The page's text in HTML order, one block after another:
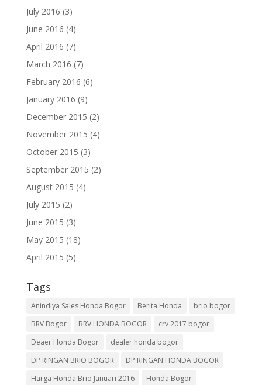
July 2016 (3)
June 2016 (4)
April 2016 (7)
March 2016 (7)
February 2016 (6)
January 2016 (9)
December 2015 (2)
November 2015 (4)
October 2015 (3)
September 2015 (2)
August 2015 (4)
July 2015 (2)
June 2015 (3)
May 2015 (18)
April 2015 (5)
Tags
Anindiya Sales Honda Bogor Berita Honda
brio bogor
BRV Bogor
BRV HONDA BOGOR
crv 2017 bogor
Deaer Honda Bogor
dealer honda bogor
DP RINGAN BRIO BOGOR
DP RINGAN HONDA BOGOR
Harga Honda Brio Januari 2016
Honda Bogor